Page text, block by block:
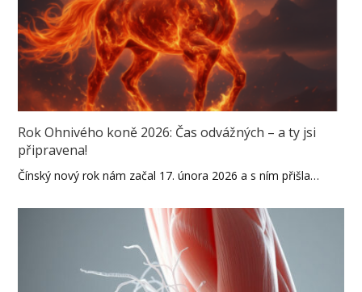
Rok Ohnivého koně 2026: Čas odvážných – a ty jsi
připravena!
Čínský nový rok nám začal 17. února 2026 a s ním přišla…